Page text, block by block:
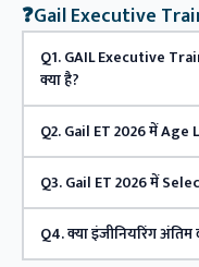
❓Gail Executive
Q1. GAIL Executive
क्या है?
Q2. Gail ET 2026 में Age
Q3. Gail ET 2026 में
Q4. क्या इंजीनियरिंग